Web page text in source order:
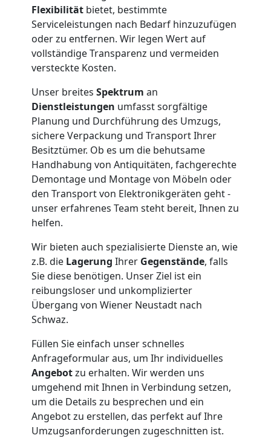
Flexibilität bietet, bestimmte
Serviceleistungen nach Bedarf hinzuzufügen
oder zu entfernen. Wir legen Wert auf
vollständige Transparenz und vermeiden
versteckte Kosten.
Unser breites Spektrum an
Dienstleistungen umfasst sorgfältige
Planung und Durchführung des Umzugs,
sichere Verpackung und Transport Ihrer
Besitztümer. Ob es um die behutsame
Handhabung von Antiquitäten, fachgerechte
Demontage und Montage von Möbeln oder
den Transport von Elektronikgeräten geht -
unser erfahrenes Team steht bereit, Ihnen zu
helfen.
Wir bieten auch spezialisierte Dienste an, wie
z.B. die Lagerung Ihrer Gegenstände, falls
Sie diese benötigen. Unser Ziel ist ein
reibungsloser und unkomplizierter
Übergang von Wiener Neustadt nach
Schwaz.
Füllen Sie einfach unser schnelles
Anfrageformular aus, um Ihr individuelles
Angebotzu erhalten. Wir werden uns
umgehend mit Ihnen in Verbindung setzen,
um die Details zu besprechen und ein
Angebot zu erstellen, das perfekt auf Ihre
Umzugsanforderungen zugeschnitten ist.
International
Beiladung
National
Beiladung
International
Internationaler
Umzug
Nationaler
Umzug